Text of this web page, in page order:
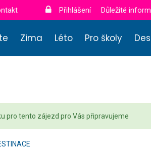
Důležité
Přihlášení
Zima Léto Pro školy
pro tento zájezd pro Vás připravujeme